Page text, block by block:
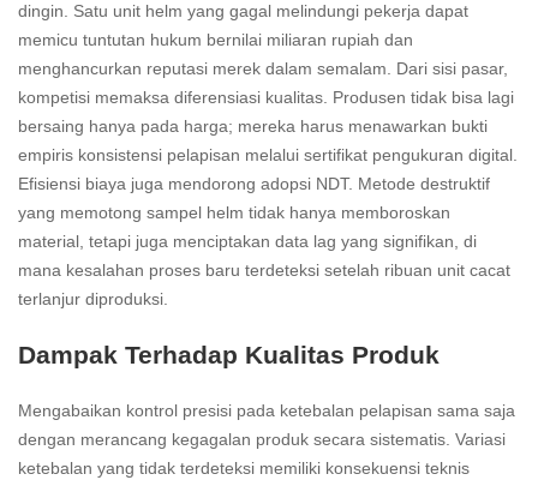
dingin. Satu unit helm yang gagal melindungi pekerja dapat
memicu tuntutan hukum bernilai miliaran rupiah dan
menghancurkan reputasi merek dalam semalam. Dari sisi pasar,
kompetisi memaksa diferensiasi kualitas. Produsen tidak bisa lagi
bersaing hanya pada harga; mereka harus menawarkan bukti
empiris konsistensi pelapisan melalui sertifikat pengukuran digital.
Efisiensi biaya juga mendorong adopsi NDT. Metode destruktif
yang memotong sampel helm tidak hanya memboroskan
material, tetapi juga menciptakan data lag yang signifikan, di
mana kesalahan proses baru terdeteksi setelah ribuan unit cacat
terlanjur diproduksi.
Dampak Terhadap Kualitas Produk
Mengabaikan kontrol presisi pada ketebalan pelapisan sama saja
dengan merancang kegagalan produk secara sistematis. Variasi
ketebalan yang tidak terdeteksi memiliki konsekuensi teknis